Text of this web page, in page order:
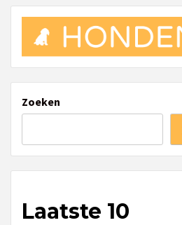
Zoeken
Laatste 10